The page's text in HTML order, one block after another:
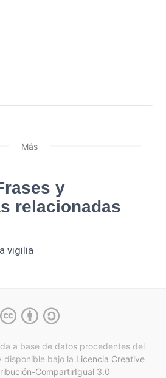
Más
y
relacionadas
vigilia
a base de datos procedentes del
disponible bajo la Licencia Creative
CompartirIgual 3.0